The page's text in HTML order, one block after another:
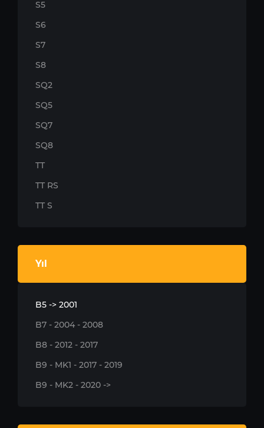
S5
S6
S7
S8
SQ2
SQ5
SQ7
SQ8
TT
TT RS
TT S
Yıl
B5 -> 2001
B7 - 2004 - 2008
B8 - 2012 - 2017
B9 - MK1 - 2017 - 2019
B9 - MK2 - 2020 ->